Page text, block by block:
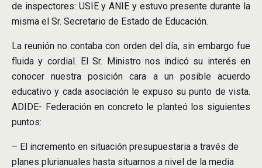
de inspectores: USIE y ANIE y estuvo presente durante la
misma el Sr. Secretario de Estado de Educación.
La reunión no contaba con orden del día, sin embargo fue
fluida y cordial. El Sr. Ministro nos indicó su interés en
conocer nuestra posición cara a un posible acuerdo
educativo y cada asociación le expuso su punto de vista.
ADIDE- Federación en concreto le planteó los siguientes
puntos:
– El incremento en situación presupuestaria a través de
planes plurianuales hasta situarnos a nivel de la media